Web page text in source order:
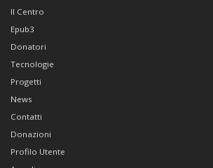
Il Centro
Epub3
Donatori
Tecnologie
Progetti
News
Contatti
Donazioni
Profilo Utente